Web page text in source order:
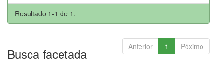
Resultado 1-1 de 1.
Anterior 1 Póximo
Busca facetada